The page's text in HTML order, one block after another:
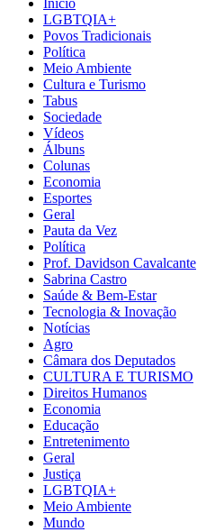
LGBTQIA+
Povos Tradicionais
Política
Meio Ambiente
Cultura e Turismo
Tabus
Sociedade
Vídeos
Álbuns
Colunas
Economia
Esportes
Geral
Pauta da Vez
Política
Prof. Davidson Cavalcante
Sabrina Castro
Saúde & Bem-Estar
Tecnologia & Inovação
Notícias
Agro
Câmara dos Deputados
CULTURA E TURISMO
Direitos Humanos
Economia
Educação
Entretenimento
Geral
Justiça
LGBTQIA+
Meio Ambiente
Mundo